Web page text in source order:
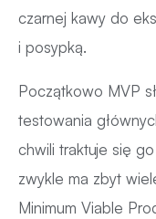
czarnej kawy do
i posypką.
Początkowo MVP
testowania
chwili traktuje się
zwykle ma zbyt
Minimum Viable